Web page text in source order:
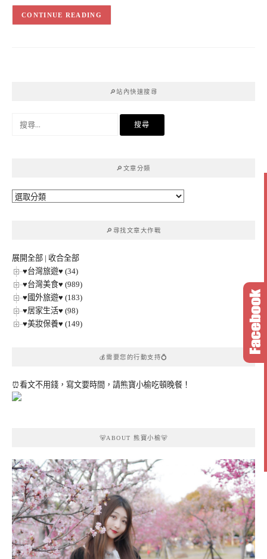
CONTINUE READING
🔎站內快速搜尋
🔎文章分類
🔎
🔎尋找文章大作戰
展開全部 | 收合全部
♥台灣旅遊♥ (34)
♥台灣美食♥ (989)
♥國外旅遊♥ (183)
♥居家生活♥ (98)
♥美妝保養♥ (149)
💰需要您的行動支持💍
⏰看文不用錢，寫文要時間，請熊寶小榆吃頓晚餐！
🐻ABOUT 熊寶小榆🐻